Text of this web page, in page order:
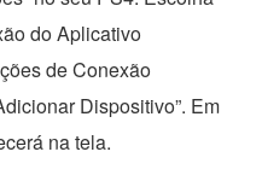
do Aplicativo
de Conexão
Dispositivo”. Em
na tela.